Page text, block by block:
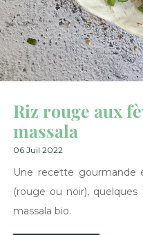
Riz rouge aux
massala
06 Juil 2022
Une recette gourmande
(rouge ou noir),
massala bio.